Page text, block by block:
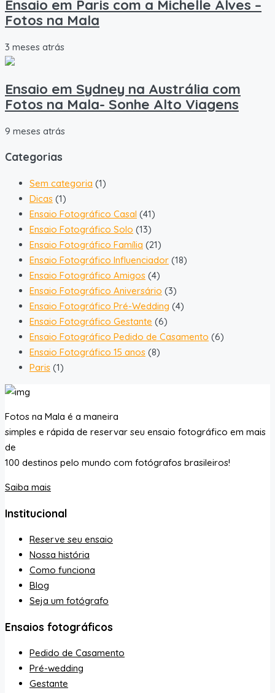
Ensaio em Paris com a Michelle Alves –
Fotos na Mala
3 meses atrás
Ensaio em Sydney na Austrália com
Fotos na Mala- Sonhe Alto Viagens
9 meses atrás
Categorias
Sem categoria (1)
Dicas (1)
Ensaio Fotográfico Casal (41)
Ensaio Fotográfico Solo (13)
Ensaio Fotográfico Família (21)
Ensaio Fotográfico Influenciador (18)
Ensaio Fotográfico Amigos (4)
Ensaio Fotográfico Aniversário (3)
Ensaio Fotográfico Pré-Wedding (4)
Ensaio Fotográfico Gestante (6)
Ensaio Fotográfico Pedido de Casamento (6)
Ensaio Fotográfico 15 anos (8)
Paris (1)
Fotos na Mala é a maneira
simples e rápida de reservar seu ensaio fotográfico em mais
de
100 destinos pelo mundo com fotógrafos brasileiros!
Saiba mais
Institucional
Reserve seu ensaio
Nossa história
Como funciona
Blog
Seja um fotógrafo
Ensaios fotográficos
Pedido de Casamento
Pré-wedding
Gestante